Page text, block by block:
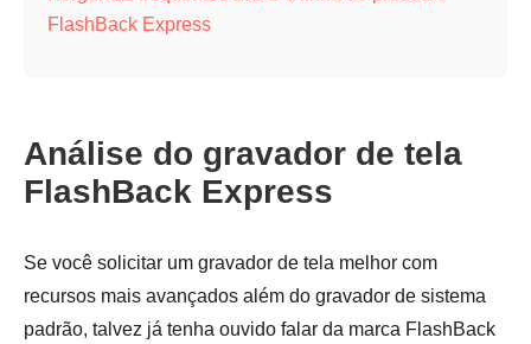
FlashBack Express
Análise do gravador de tela
FlashBack Express
Se você solicitar um gravador de tela melhor com
recursos mais avançados além do gravador de sistema
padrão, talvez já tenha ouvido falar da marca FlashBack